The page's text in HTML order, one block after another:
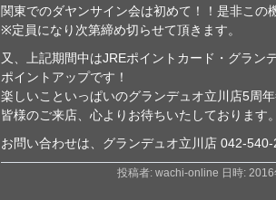
関東でのダヤンサイン会は初めて！！是非この
※定員になり次第締め切らせて頂きます。
又、上記期間中はJREポイントカード・グラン
ポイントアップです！
楽しいこといっぱいのグランデュオ立川店5周
皆様のご来店、心よりお待ちいたしております
お問い合わせは、グランデュオ立川店 042-
投稿者: wachi-online 日時: